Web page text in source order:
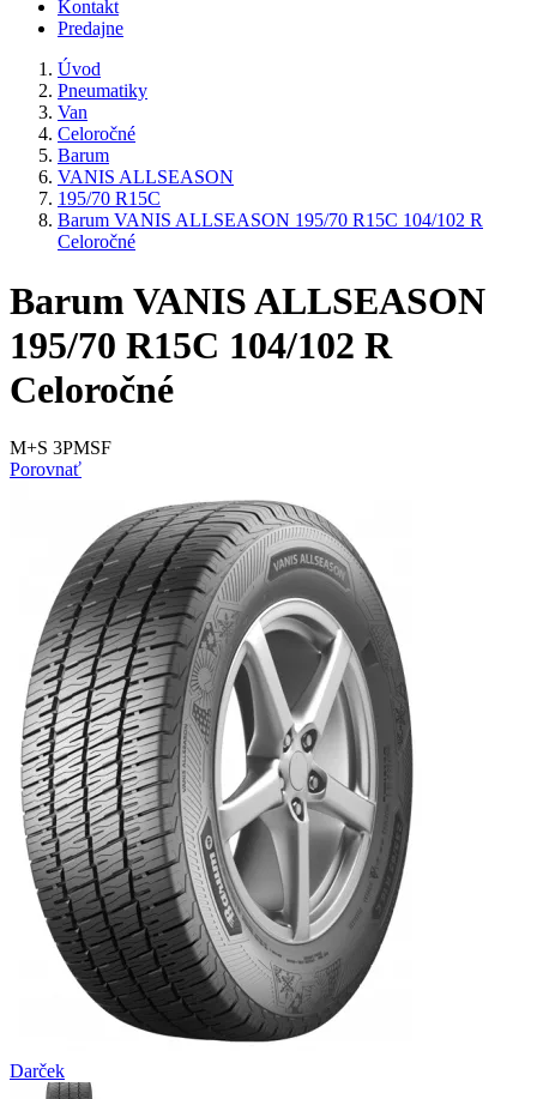
Kontakt
Predajne
Úvod
Pneumatiky
Van
Celoročné
Barum
VANIS ALLSEASON
195/70 R15C
Barum VANIS ALLSEASON 195/70 R15C 104/102 R
Celoročné
Barum VANIS ALLSEASON
195/70 R15C 104/102 R
Celoročné
M+S 3PMSF
Porovnať
Darček